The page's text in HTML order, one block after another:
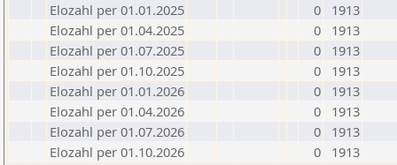
Elozahl per 01.01.2025
0
1913
Elozahl per 01.04.2025
0
1913
Elozahl per 01.07.2025
0
1913
Elozahl per 01.10.2025
0
1913
Elozahl per 01.01.2026
0
1913
Elozahl per 01.04.2026
0
1913
Elozahl per 01.07.2026
0
1913
Elozahl per 01.10.2026
0 1913